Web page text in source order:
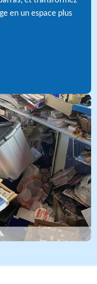
en un espace plus